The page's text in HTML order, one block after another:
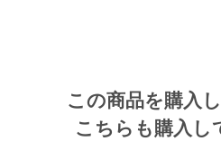
この商品を購入
こちらも購入し